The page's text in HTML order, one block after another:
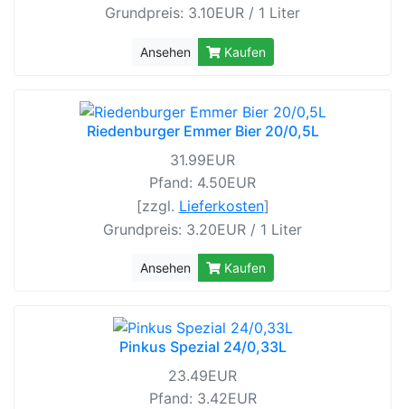
Grundpreis: 3.10EUR / 1 Liter
Ansehen Kaufen
Riedenburger Emmer Bier 20/0,5L
31.99EUR
Pfand: 4.50EUR
[zzgl. Lieferkosten]
Grundpreis: 3.20EUR / 1 Liter
Ansehen Kaufen
Pinkus Spezial 24/0,33L
23.49EUR
Pfand: 3.42EUR